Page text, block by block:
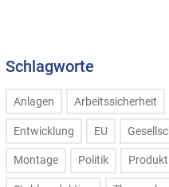
Schlagworte
Anlagen Arbeitssicherheit
Entwicklung EU
Montage Politik